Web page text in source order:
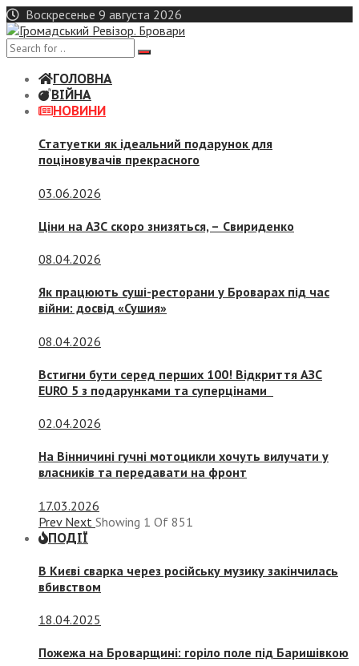
Skip
to
content
Воскресенье 9 августа 2026
ГОЛОВНА
ВІЙНА
НОВИНИ
Статуетки як ідеальний подарунок для
поціновувачів прекрасного
03.06.2026
Ціни на АЗС скоро знизяться, – Свириденко
08.04.2026
Як працюють суші-ресторани у Броварах під час
війни: досвід «Сушия»
08.04.2026
Встигни бути серед перших 100! Відкриття АЗС
EURO 5 з подарунками та суперцінами
02.04.2026
На Вінничині гучні мотоцикли хочуть вилучати у
власників та передавати на фронт
17.03.2026
Prev Next Showing 1 Of 851
ПОДІЇ
В Києві сварка через російську музику закінчилась
вбивством
18.04.2025
Пожежа на Броварщині: горіло поле під Баришівкою